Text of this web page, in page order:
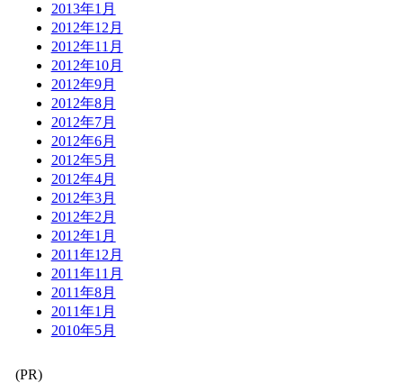
2013年1月
2012年12月
2012年11月
2012年10月
2012年9月
2012年8月
2012年7月
2012年6月
2012年5月
2012年4月
2012年3月
2012年2月
2012年1月
2011年12月
2011年11月
2011年8月
2011年1月
2010年5月
(PR)